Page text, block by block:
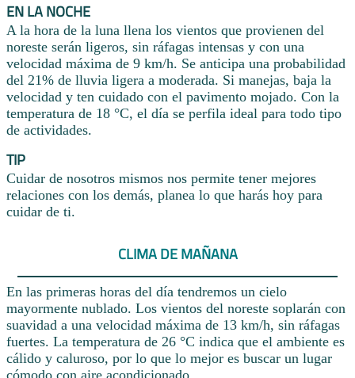
EN LA NOCHE
A la hora de la luna llena los vientos que provienen del
noreste serán ligeros, sin ráfagas intensas y con una
velocidad máxima de 9 km/h. Se anticipa una probabilidad
del 21% de lluvia ligera a moderada. Si manejas, baja la
velocidad y ten cuidado con el pavimento mojado. Con la
temperatura de 18 °C, el día se perfila ideal para todo tipo
de actividades.
TIP
Cuidar de nosotros mismos nos permite tener mejores
relaciones con los demás, planea lo que harás hoy para
cuidar de ti.
CLIMA DE MAÑANA
En las primeras horas del día tendremos un cielo
mayormente nublado. Los vientos del noreste soplarán con
suavidad a una velocidad máxima de 13 km/h, sin ráfagas
fuertes. La temperatura de 26 °C indica que el ambiente es
cálido y caluroso, por lo que lo mejor es buscar un lugar